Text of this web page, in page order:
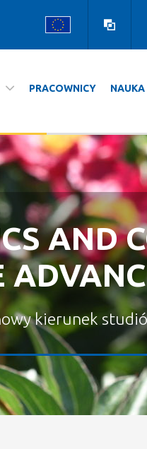
version
PRACOWNICY NAUKA
AND
kierunek